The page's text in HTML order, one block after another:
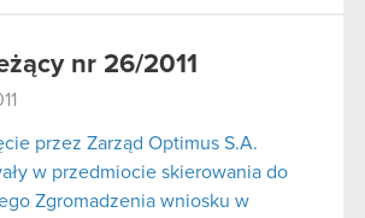
nr 26/2011
przez Zarząd Optimus S.A.
w przedmiocie skierowania do
Zgromadzenia wniosku w